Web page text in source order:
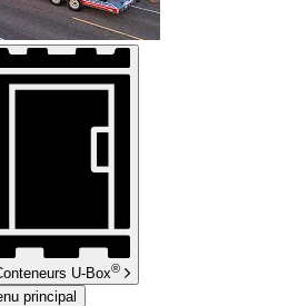
U-Box®
principal